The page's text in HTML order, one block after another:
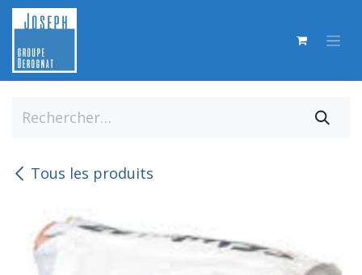
Se rendre au contenu
Tous les produits